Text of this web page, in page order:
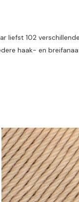
liefst 102
haak- en